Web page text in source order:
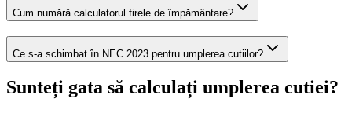
Cum numără calculatorul firele de împământare?
Ce s-a schimbat în NEC 2023 pentru umplerea cutiilor?
Sunteți gata să calculați umplerea cutiei?